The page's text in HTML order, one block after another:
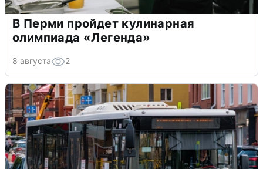
В Перми пройдет кулинарная
олимпиада «Легенда»
8 августа 2